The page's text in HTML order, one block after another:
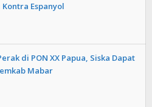
Espanyol
di PON XX Papua, Siska Dapat
Mabar